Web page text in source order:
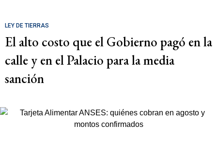
LEY DE TIERRAS
El alto costo que el Gobierno pagó en la
calle y en el Palacio para la media
sanción